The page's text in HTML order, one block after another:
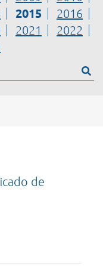
2015
2016
2021
2022
de